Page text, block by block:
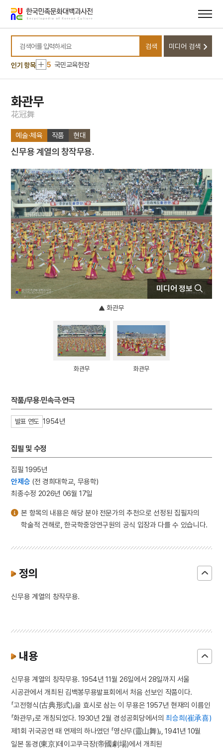
바로가기
바로가기
검색어를 입력하세요
검색 미디어 검색
인기 항목
2
가미소요산
3 고향
4 과부
5 국민교육헌장
6 권근
10 비담의 난
1 병자일기
2 가미소요산
3 고향
4 과부
5 국민교육헌장
6 권근
7 근정훈장
8 김화경
9 동명성왕
10
비담의 난
화관무
花冠舞
예술·체육 작품 현대
신무용 계열의 창작무용.
미디어 정보
화관무
화관무 화관무
작품/무용·민속극·연극
발표 연도 1954년
집필 및 수정
집필 1995년
안제승 (전 경희대학교, 무용학)
최종수정 2026년 06월 17일
본 항목의 내용은 해당 분야 전문가의 추천으로 선정된 집필자의
학술적 견해로, 한국학중앙연구원의 공식 입장과 다를 수 있습니다.
정의
신무용 계열의 창작무용.
내용
신무용 계열의 창작무용. 1954년 11월 26일에서 28일까지 서울
시공관에서 개최된 김백봉무용발표회에서 처음 선보인 작품이다.
「고전형식(古典形式)」을 효시로 삼는 이 무용은 1957년 현재의 이름인
「화관무」로 개칭되었다. 1930년 2월 경성공회당에서의최승희(崔承喜)
제1회 귀국공연 때 연제의 하나였던 「영산무(靈山舞)」, 1941년 10월
일본 동경(東京)데이고쿠극장(帝國劇場)에서 개최된